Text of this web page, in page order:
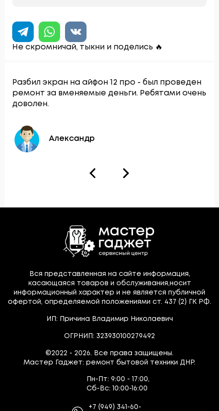
Не скромничай, тыкни и поделись 🔥
Разбил экран на айфон 12 про - был проведен
ремонт за вменяемые деньги. Ребятами очень
доволен.
Александр
Вся представленная на сайте информация,
касающаяся товаров и обслуживания,носит
информационный характер и не является публичной
офертой, определяемой положениями ст. 437 (2) ГК РФ.
ИП: Причина Владимир Николаевич
ОГРНИП: 323930100279492
©2022 - 2026. Все права защищены.
Мастер Гаджет: ремонт бытовой техники ДНР.
Пн-Пт: 9:00 - 17:00,
Сб-Вс: 10:00-16:00
+7 (949) 341-60-